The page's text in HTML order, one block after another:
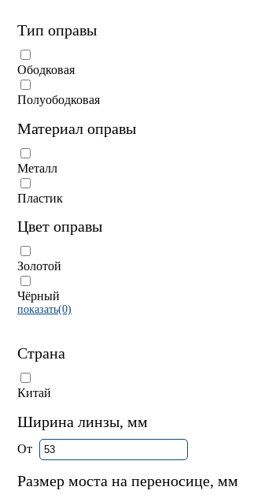
Тип оправы
Ободковая
Полуободковая
Материал оправы
Металл
Пластик
Цвет оправы
Золотой
Чёрный
показать(0)
Страна
Китай
Ширина линзы, мм
От
Размер моста на переносице, мм